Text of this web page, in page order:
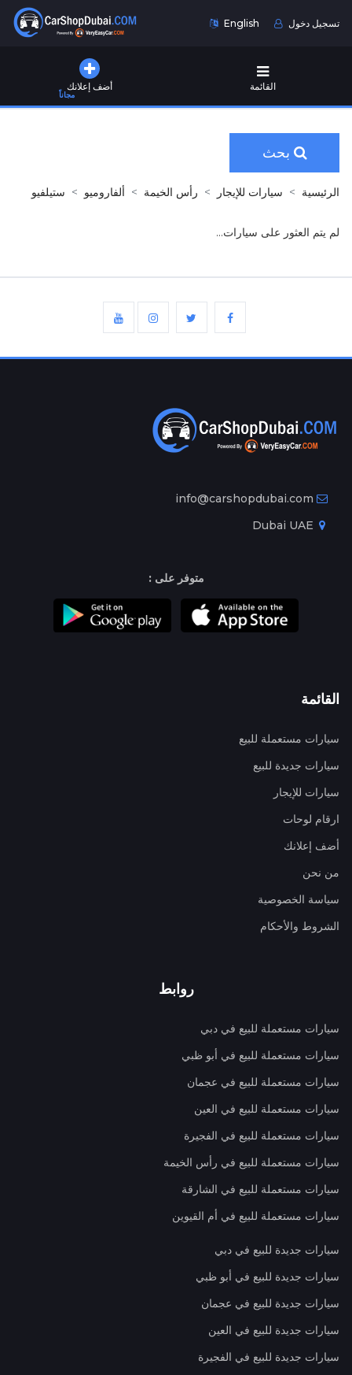
English تسجيل دخول
أضف إعلانك
مجاناً
القائمة
بحث
الرئيسية سيارات للإيجار رأس الخيمة ألفاروميو ستيلفيو
لم يتم العثور على سيارات...
info@carshopdubai.com
متوفر على :
القائمة
سيارات مستعملة للبيع
سيارات جديدة للبيع
سيارات للإيجار
ارقام لوحات
أضف إعلانك
من نحن
سياسة الخصوصية
الشروط والأحكام
روابط
سيارات مستعملة للبيع في دبي
سيارات مستعملة للبيع في أبو ظبي
سيارات مستعملة للبيع في عجمان
سيارات مستعملة للبيع في العين
سيارات مستعملة للبيع في الفجيرة
سيارات مستعملة للبيع في رأس الخيمة
سيارات مستعملة للبيع في الشارقة
سيارات مستعملة للبيع في أم القيوين
سيارات جديدة للبيع في دبي
سيارات جديدة للبيع في أبو ظبي
سيارات جديدة للبيع في عجمان
سيارات جديدة للبيع في العين
سيارات جديدة للبيع في الفجيرة